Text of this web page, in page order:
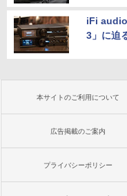
iFi audio
3」に迫
本サイトのご利用について
広告掲載のご案内
プライバシーポリシー